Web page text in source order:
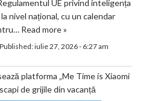
UE privind inteligența
nivel național, cu un calendar
Read more »
Published:iulie 27, 2026 - 6:27 am
platforma „Me Time is Xiaomi
de grijile din vacanță